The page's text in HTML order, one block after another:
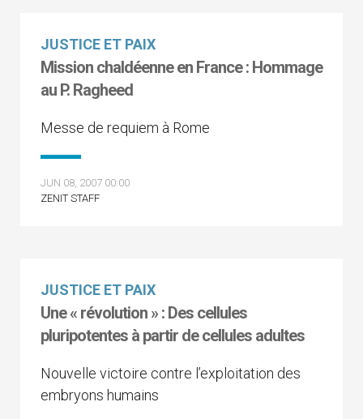
JUSTICE ET PAIX
Mission chaldéenne en France : Hommage
au P. Ragheed
Messe de requiem à Rome
JUN 08, 2007 00:00
ZENIT STAFF
JUSTICE ET PAIX
Une « révolution » : Des cellules
pluripotentes à partir de cellules adultes
Nouvelle victoire contre l’exploitation des
embryons humains